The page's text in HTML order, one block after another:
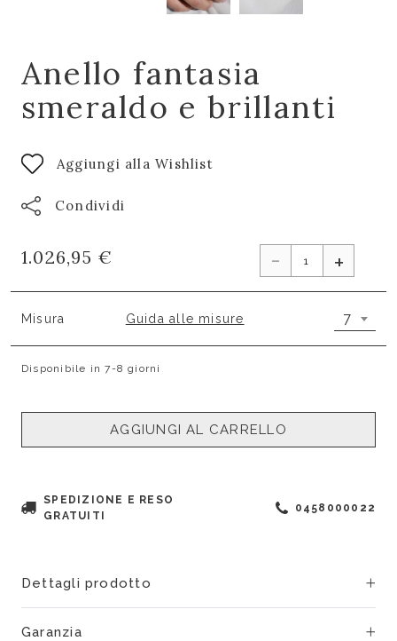
Anello fantasia
smeraldo e brillanti
Aggiungi alla Wishlist
Condividi
1.026,95 € - +
Misura Guida alle misure 7
Disponibile in 7-8 giorni
AGGIUNGI AL CARRELLO
SPEDIZIONE E RESO
GRATUITI
0458000022
Dettagli prodotto
Garanzia